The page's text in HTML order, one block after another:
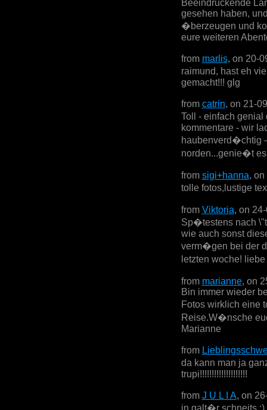
Beeindruckende
gesehen haben,
�berzeugen und
eure weiteren
from marlis, on 20-
raimund, hast eh
gemacht!!! glg
from catrin, on 21-
Toll - einfach
kommentare - wir
haubenverd�chtig
norden...genie�t
from sigi+hanna,
tolle fotos,lustige
from Viktoria, on
Sp�testens nach
wie auch sonst
verm�gen bei der
letzten woche!
from marianne, on
Bin immer wieder
Fotos wirklich eine
Reise.W�nsche
Marianne
from
da kann man ja
trupi!!!!!!!!!!!!!!!!!!!!
from J U L I A, on
in galt�r schneits :)